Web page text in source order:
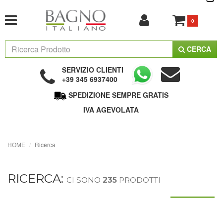
0
CERCA
SERVIZIO CLIENTI
+39 345 6937400
SPEDIZIONE SEMPRE GRATIS
IVA AGEVOLATA
HOME Ricerca
RICERCA: CI SONO 235 PRODOTTI